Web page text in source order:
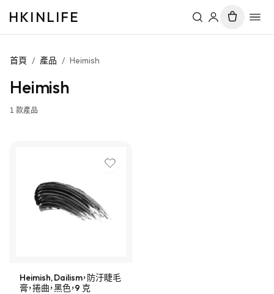
HKINLIFE
首頁 / 產品 / Heimish
Heimish
1 款產品
Heimish, Dailism，防汙睫毛
膏，捲曲，黑色，9 克